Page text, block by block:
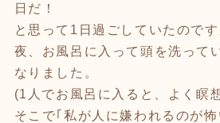
日だ！
と思って1日過ごしていたので
夜、お風呂に入って頭を洗って
なりました。
(1人でお風呂に入ると、よく瞑
そこで｢私が人に嫌われるのが怖